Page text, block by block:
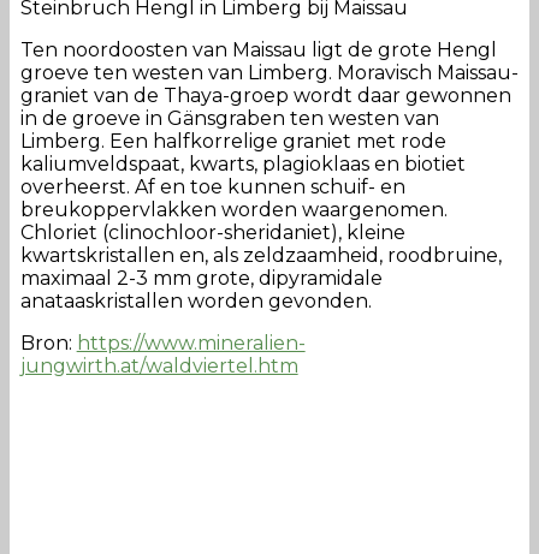
Steinbruch Hengl in Limberg bij Maissau
Ten noordoosten van Maissau ligt de grote Hengl
groeve ten westen van Limberg. Moravisch Maissau-
graniet van de Thaya-groep wordt daar gewonnen
in de groeve in Gänsgraben ten westen van
Limberg. Een halfkorrelige graniet met rode
kaliumveldspaat, kwarts, plagioklaas en biotiet
overheerst. Af en toe kunnen schuif- en
breukoppervlakken worden waargenomen.
Chloriet (clinochloor-sheridaniet), kleine
kwartskristallen en, als zeldzaamheid, roodbruine,
maximaal 2-3 mm grote, dipyramidale
anataaskristallen worden gevonden.
Bron: https://www.mineralien-
jungwirth.at/waldviertel.htm